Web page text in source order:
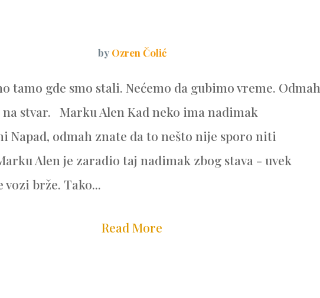
by Ozren Čolić
tamo gde smo stali. Nećemo da gubimo vreme. Odmah
stvar. Marku Alen Kad neko ima nadimak
Napad, odmah znate da to nešto nije sporo niti
Alen je zaradio taj nadimak zbog stava - uvek
vozi brže. Tako...
Read More